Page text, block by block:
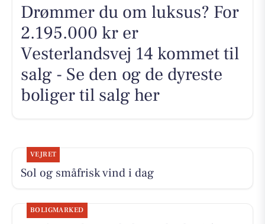
Drømmer du om luksus? For
2.195.000 kr er
Vesterlandsvej 14 kommet til
salg - Se den og de dyreste
boliger til salg her
VEJRET
Sol og småfrisk vind i dag
BOLIGMARKED